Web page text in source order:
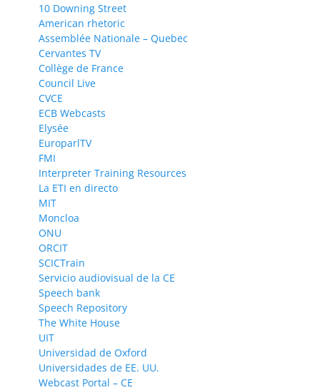
10 Downing Street
American rhetoric
Assemblée Nationale – Quebec
Cervantes TV
Collège de France
Council Live
CVCE
ECB Webcasts
Elysée
EuroparlTV
FMI
Interpreter Training Resources
La ETI en directo
MIT
Moncloa
ONU
ORCIT
SCICTrain
Servicio audiovisual de la CE
Speech bank
Speech Repository
The White House
UIT
Universidad de Oxford
Universidades de EE. UU.
Webcast Portal – CE